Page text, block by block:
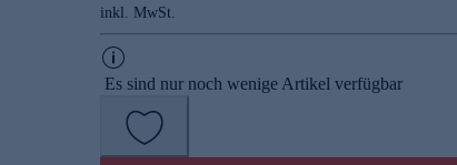
inkl. MwSt.
Es sind nur noch wenige Artikel verfügbar